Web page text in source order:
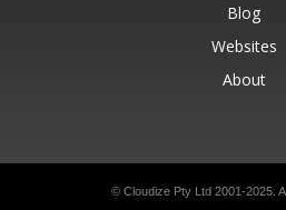
Blog
Websites
About
© Cloudize Pty Ltd 2001-2025.